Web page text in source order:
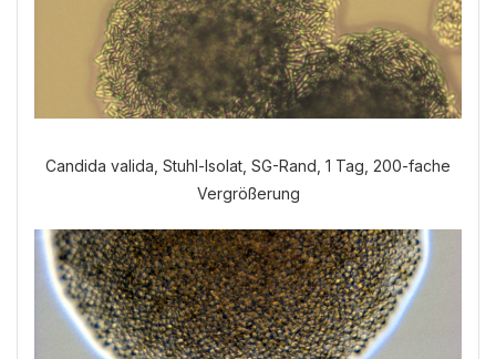
Candida valida, Stuhl-Isolat, SG-Rand, 1 Tag, 200-fache
Vergrößerung
VERDAUUNGSANAMNESE
NORMALE ANAMNESE